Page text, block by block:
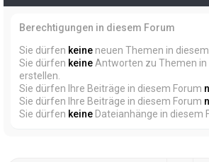
Berechtigungen in diesem Forum
Sie dürfen keine neuen Themen in
Sie dürfen keine Antworten zu Themen in
erstellen.
Sie dürfen Ihre Beiträge in diesem Forum
Sie dürfen Ihre Beiträge in diesem Forum
Sie dürfen keine Dateianhänge in diesem